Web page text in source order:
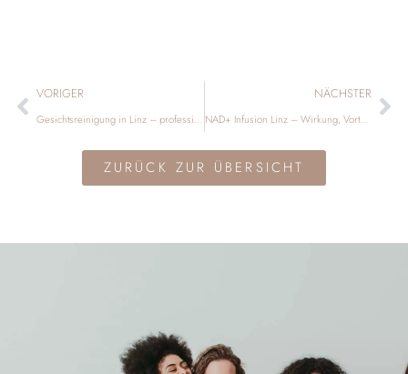
VORIGER
Gesichtsreinigung in Linz – professionelle Tiefenreinigung für ein klares, gepflegtes Hautbild
NÄCHSTER
NAD+ Infusion Linz – Wirkung, Vorteile und Anwendung einfach erklärt
ZURÜCK ZUR ÜBERSICHT